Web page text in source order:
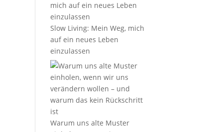
Slow Living: Mein Weg, mich
auf ein neues Leben
einzulassen
Warum uns alte Muster